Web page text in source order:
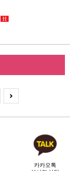
H
카카오톡